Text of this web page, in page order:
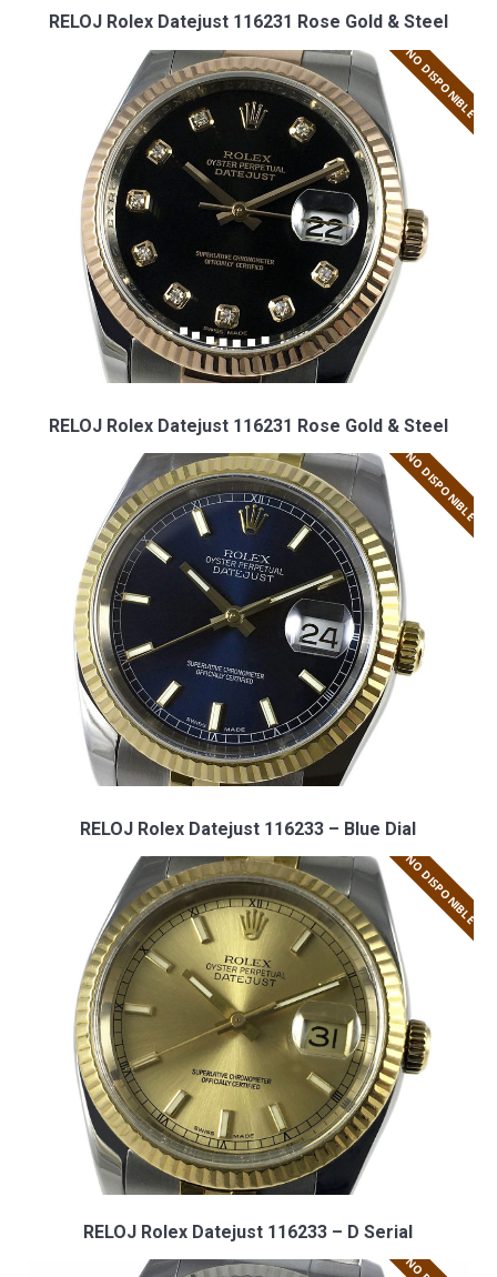
RELOJ Rolex Datejust 116231 Rose Gold & Steel
NO DISPONIBLE
RELOJ Rolex Datejust 116231 Rose Gold & Steel
NO DISPONIBLE
RELOJ Rolex Datejust 116233 – Blue Dial
NO DISPONIBLE
RELOJ Rolex Datejust 116233 – D Serial